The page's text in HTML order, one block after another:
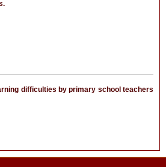
difficulties by primary school teachers